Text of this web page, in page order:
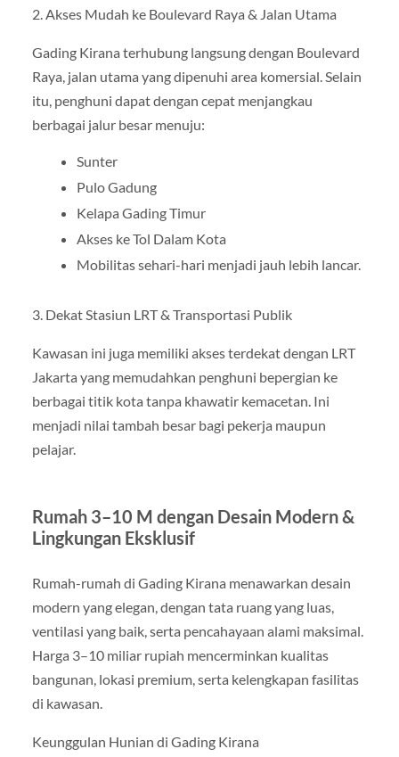
2. Akses Mudah ke Boulevard Raya & Jalan Utama
Gading Kirana terhubung langsung dengan Boulevard
Raya, jalan utama yang dipenuhi area komersial. Selain
itu, penghuni dapat dengan cepat menjangkau
berbagai jalur besar menuju:
Sunter
Pulo Gadung
Kelapa Gading Timur
Akses ke Tol Dalam Kota
Mobilitas sehari-hari menjadi jauh lebih lancar.
3. Dekat Stasiun LRT & Transportasi Publik
Kawasan ini juga memiliki akses terdekat dengan LRT
Jakarta yang memudahkan penghuni bepergian ke
berbagai titik kota tanpa khawatir kemacetan. Ini
menjadi nilai tambah besar bagi pekerja maupun
pelajar.
Rumah 3–10 M dengan Desain Modern &
Lingkungan Eksklusif
Rumah-rumah di Gading Kirana menawarkan desain
modern yang elegan, dengan tata ruang yang luas,
ventilasi yang baik, serta pencahayaan alami maksimal.
Harga 3–10 miliar rupiah mencerminkan kualitas
bangunan, lokasi premium, serta kelengkapan fasilitas
di kawasan.
Keunggulan Hunian di Gading Kirana